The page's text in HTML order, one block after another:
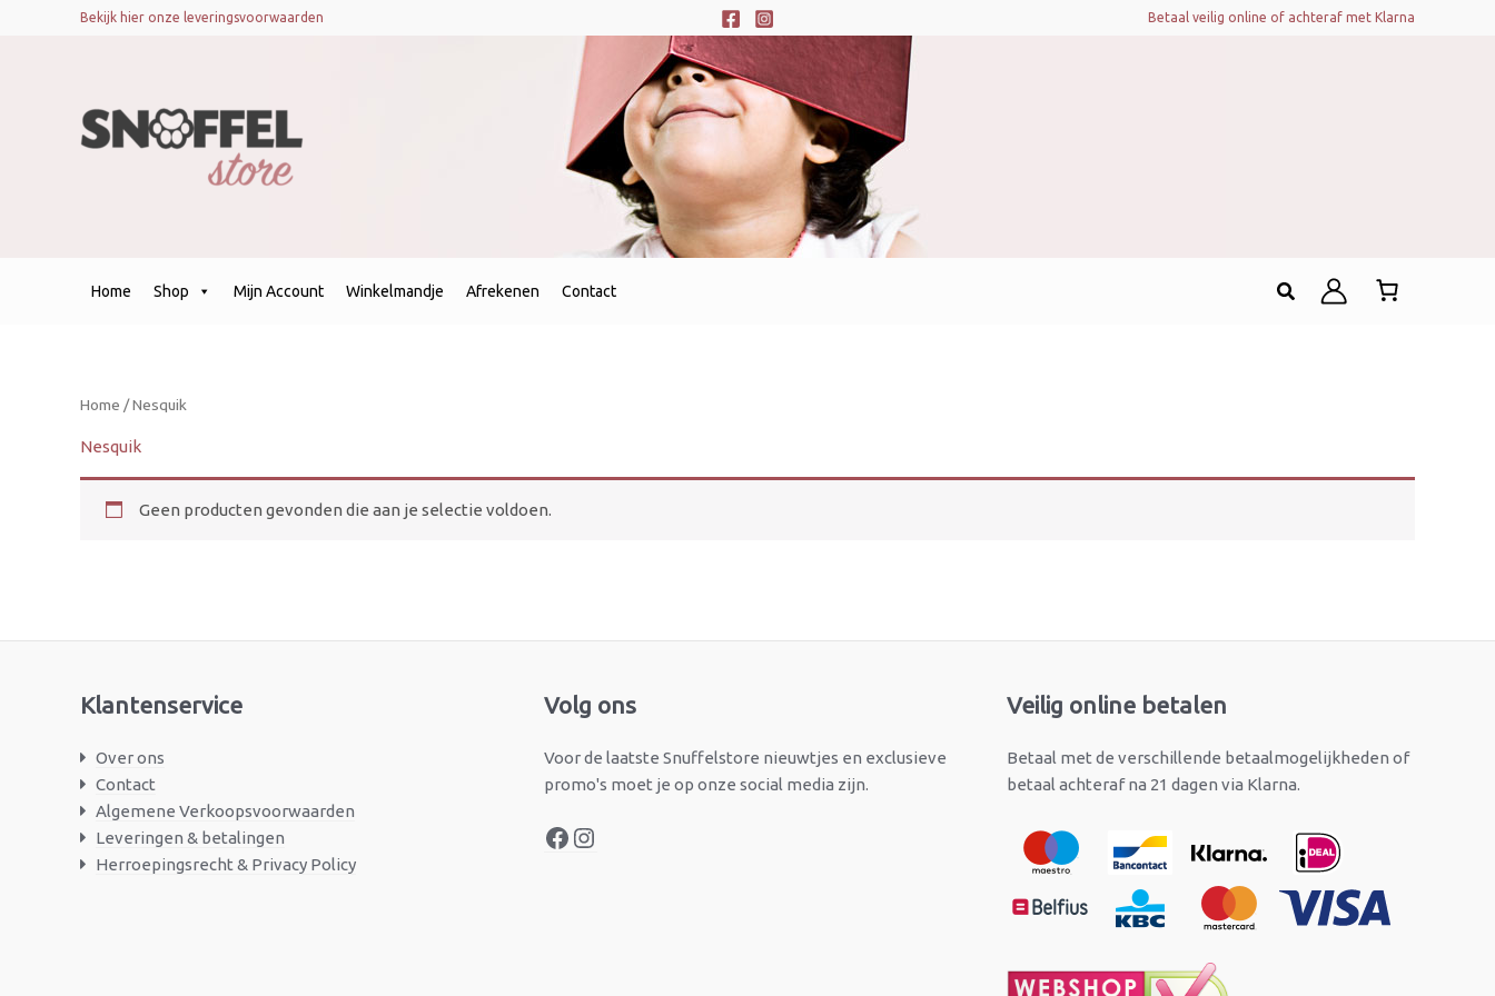
Bekijk hier onze leveringsvoorwaarden Betaal veilig online of achteraf met Klarna
Home Shop Mijn Account Winkelmandje Afrekenen Contact Zoeken
Home / Nesquik
Nesquik
Geen producten gevonden die aan je selectie voldoen.
Klantenservice
Over ons
Contact
Algemene Verkoopsvoorwaarden
Leveringen & betalingen
Herroepingsrecht & Privacy Policy
Volg ons
Voor de laatste Snuffelstore nieuwtjes en exclusieve
promo's moet je op onze social media zijn.
Facebook
Instagram Veilig online betalen
Betaal met de verschillende betaalmogelijkheden of
betaal achteraf na 21 dagen via Klarna.